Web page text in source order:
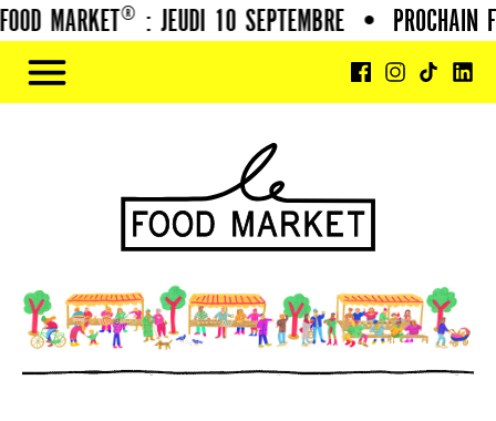
MARKET® : JEUDI 10 SEPTEMBRE • PROCHAIN